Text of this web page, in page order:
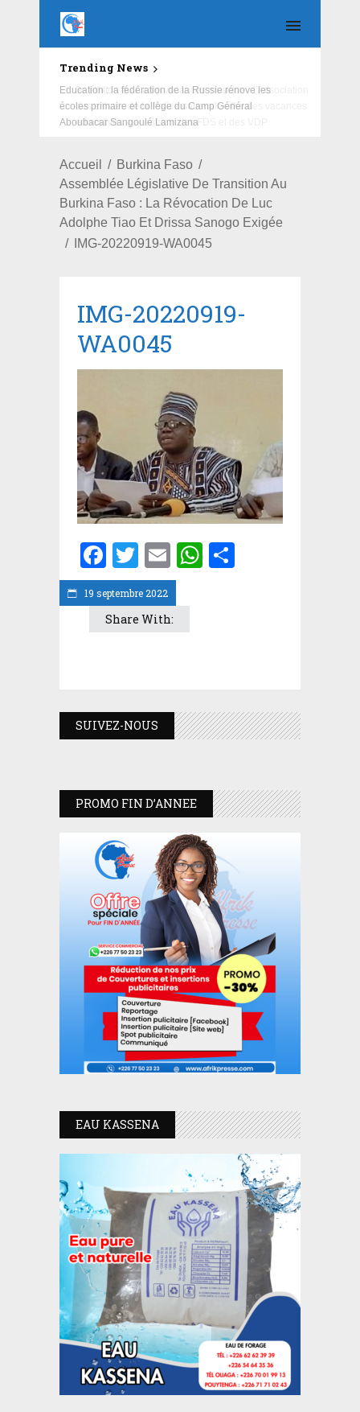
Trending News
Education : la fédération de la Russie rénove les
écoles primaire et collège du Camp Général
Aboubacar Sangoulé Lamizana
Accueil
Burkina Faso
Assemblée Législative De Transition Au
Burkina Faso : La Révocation De Luc
Adolphe Tiao Et Drissa Sanogo Exigée
IMG-20220919-WA0045
19 septembre 2022
IMG-20220919-
WA0045
Facebook
Twitter
EmailWhatsApp
Share With:
SUIVEZ-NOUS
PROMO FIN D’ANNEE
EAU KASSENA